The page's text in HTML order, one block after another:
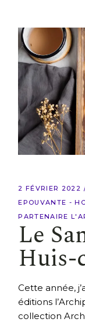
2 FÉVRIER 2022
EPOUVANTE -
PARTENAIRE
Le
Huis-
Cette année,
éditions
collection